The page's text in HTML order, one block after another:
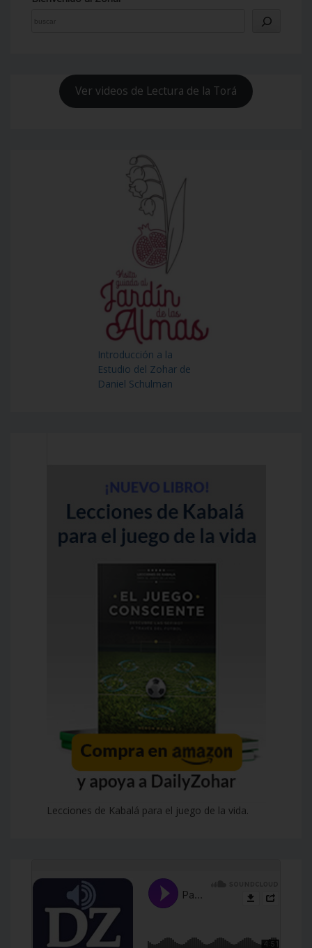
Ver videos de Lectura de la Torá
Introducción a la
Estudio del Zohar de
Daniel Schulman
Lecciones de Kabalá para el juego de la vida.